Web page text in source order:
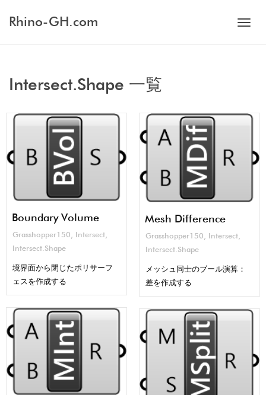
Rhino-GH.com
Intersect.Shape 一覧
Boundary Volume
Grasshopper150 , Intersect,
Intersect.Shape
境界面から閉じたポリサーフ
ェスを作成する
Mesh Difference
Grasshopper150 Intersect
Intersect.Shape
メッシュ同士のブール演算：
差を作成する